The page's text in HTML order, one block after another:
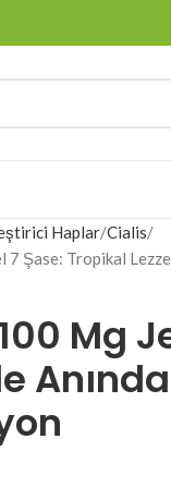
Haplar Cialis
7 Şase: Tropikal
Mg